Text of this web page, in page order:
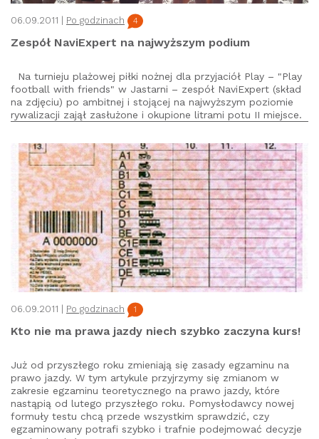
06.09.2011 | Po godzinach 4
Zespół NaviExpert na najwyższym podium
Na turnieju plażowej piłki nożnej dla przyjaciół Play – "Play
football with friends" w Jastarni – zespół NaviExpert (skład
na zdjęciu) po ambitnej i stojącej na najwyższym poziomie
rywalizacji zajął zasłużone i okupione litrami potu II miejsce.
06.09.2011 | Po godzinach 1
Kto nie ma prawa jazdy niech szybko zaczyna kurs!
Już od przyszłego roku zmieniają się zasady egzaminu na
prawo jazdy. W tym artykule przyjrzymy się zmianom w
zakresie egzaminu teoretycznego na prawo jazdy, które
nastąpią od lutego przyszłego roku. Pomysłodawcy nowej
formuły testu chcą przede wszystkim sprawdzić, czy
egzaminowany potrafi szybko i trafnie podejmować decyzje